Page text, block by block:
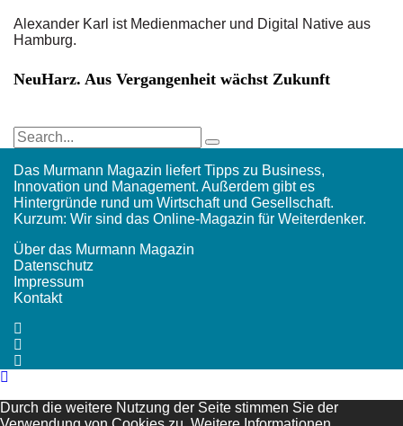
Alexander Karl ist Medienmacher und Digital Native aus
Hamburg.
NeuHarz. Aus Vergangenheit wächst Zukunft
Das Murmann Magazin liefert Tipps zu Business,
Innovation und Management. Außerdem gibt es
Hintergründe rund um Wirtschaft und Gesellschaft.
Kurzum: Wir sind das Online-Magazin für Weiterdenker.
Über das Murmann Magazin
Datenschutz
Impressum
Kontakt
Durch die weitere Nutzung der Seite stimmen Sie der